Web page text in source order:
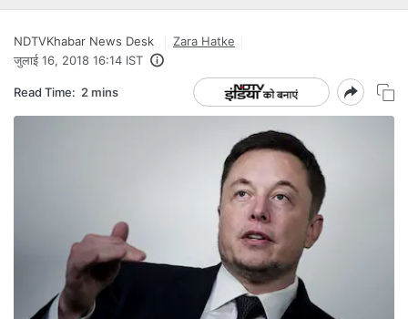
NDTVKhabar News Desk
Zara Hatke
जुलाई 16, 2018 16:14 IST
Read Time: 2 mins